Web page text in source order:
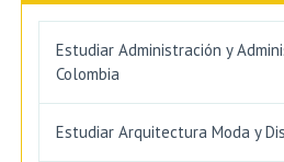
Estudiar Administración y
Colombia
Estudiar Arquitectura Moda y